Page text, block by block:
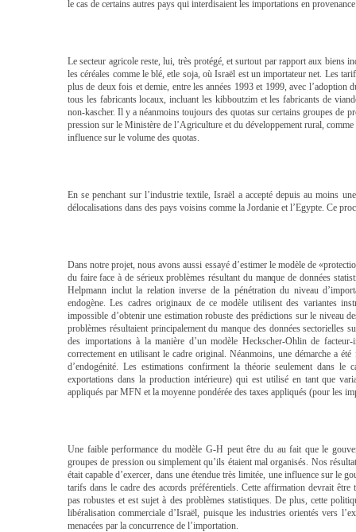
le cas de certains autres pays qui interdisaient les importations en
Le secteur agricole reste, lui, très protégé, et surtout par rapport aux biens
les céréales comme le blé, etle soja, où Israël est un importateur net. Les
plus de deux fois et demie, entre les années 1993 et 1999, avec
tous les fabricants locaux, incluant les kibboutzim et les fabricants de
non-kascher. Il y a néanmoins toujours des quotas sur certains groupes de
pression sur le Ministère de l’Agriculture et du développement rural,
influence sur le volume des quotas.
En se penchant sur l’industrie textile, Israël a accepté depuis au moins
délocalisations dans des pays voisins comme la Jordanie et l’Egypte. Ce
Dans notre projet, nous avons aussi essayé d’estimer le modèle de
du faire face à de sérieux problèmes résultant du manque de données
Helpmann inclut la relation inverse de la pénétration du niveau
endogène. Les cadres originaux de ce modèle utilisent des variantes
impossible d’obtenir une estimation robuste des prédictions sur le niveau
problèmes résultaient principalement du manque des données sectorielles
des importations à la manière d’un modèle Heckscher-Ohlin de
correctement en utilisant le cadre original. Néanmoins, une démarche a
d’endogénité. Les estimations confirment la théorie seulement dans
exportations dans la production intérieure) qui est utilisé en tant que
appliqués par MFN et la moyenne pondérée des taxes appliqués (pour les
Une faible performance du modèle G-H peut être du au fait que le
groupes de pression ou simplement qu’ils étaient mal organisés. Nos
était capable d’exercer, dans une étendue très limitée, une influence sur le
tarifs dans le cadre des accords préférentiels. Cette affirmation devrait
pas robustes et est sujet à des problèmes statistiques. De plus, cette
libéralisation commerciale d’Israël, puisque les industries orientés vers
menacées par la concurrence de l’importation.